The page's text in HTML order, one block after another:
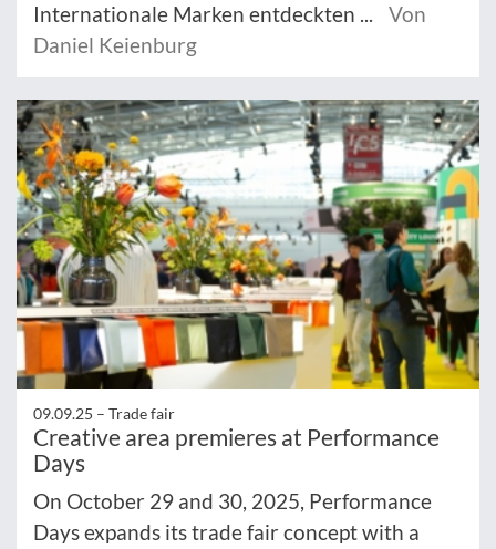
Internationale Marken entdeckten ...
Von
Daniel Keienburg
09.09.25 – Trade fair
Creative area premieres at Performance
Days
On October 29 and 30, 2025, Performance
Days expands its trade fair concept with a